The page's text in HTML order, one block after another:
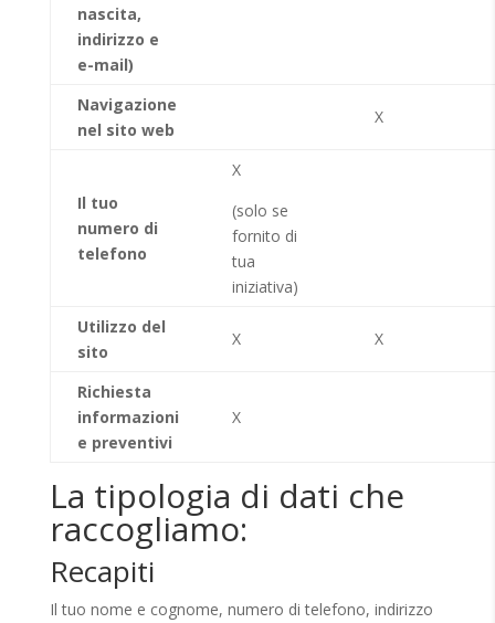
nascita,
indirizzo e
e-mail)
Navigazione
nel sito web
X
Il tuo
numero di
telefono
X
(solo se
fornito di
tua
iniziativa)
Utilizzo del
sito
X X
Richiesta
informazioni
e preventivi
X
La tipologia di dati che
raccogliamo:
Recapiti
Il tuo nome e cognome, numero di telefono, indirizzo